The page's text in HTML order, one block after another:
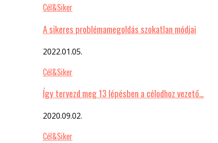
Cél&Siker
A sikeres problémamegoldás szokatlan módjai
2022.01.05.
Cél&Siker
Így tervezd meg 13 lépésben a célodhoz vezető…
2020.09.02.
Cél&Siker